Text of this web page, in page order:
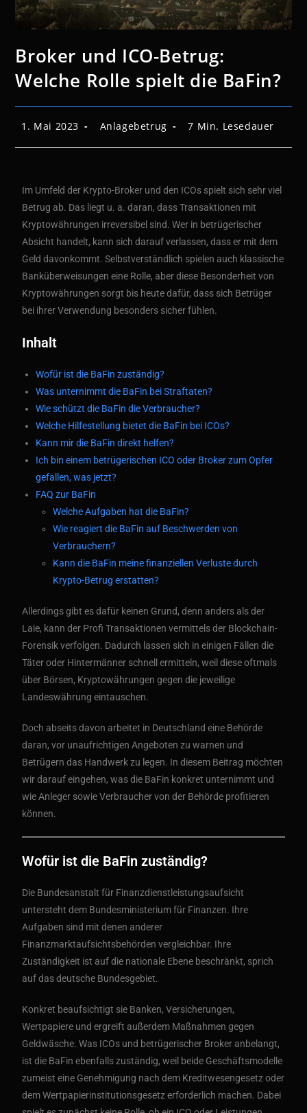
Broker und ICO-Betrug:
Welche Rolle spielt die BaFin?
1. Mai 2023 Anlagebetrug 7 Min. Lesedauer
Im Umfeld der Krypto-Broker und den ICOs spielt sich sehr viel
Betrug ab. Das liegt u. a. daran, dass Transaktionen mit
Kryptowährungen irreversibel sind. Wer in betrügerischer
Absicht handelt, kann sich darauf verlassen, dass er mit dem
Geld davonkommt. Selbstverständlich spielen auch klassische
Banküberweisungen eine Rolle, aber diese Besonderheit von
Kryptowährungen sorgt bis heute dafür, dass sich Betrüger
bei ihrer Verwendung besonders sicher fühlen.
Inhalt
Wofür ist die BaFin zuständig?
Was unternimmt die BaFin bei Straftaten?
Wie schützt die BaFin die Verbraucher?
Welche Hilfestellung bietet die BaFin bei ICOs?
Kann mir die BaFin direkt helfen?
Ich bin einem betrügerischen ICO oder Broker zum Opfer
gefallen, was jetzt?
FAQ zur BaFin
Welche Aufgaben hat die BaFin?
Wie reagiert die BaFin auf Beschwerden von
Verbrauchern?
Kann die BaFin meine finanziellen Verluste durch
Krypto-Betrug erstatten?
Allerdings gibt es dafür keinen Grund, denn anders als der
Laie, kann der Profi Transaktionen vermittels der Blockchain-
Forensik verfolgen. Dadurch lassen sich in einigen Fällen die
Täter oder Hintermänner schnell ermitteln, weil diese oftmals
über Börsen, Kryptowährungen gegen die jeweilige
Landeswährung eintauschen.
Doch abseits davon arbeitet in Deutschland eine Behörde
daran, vor unaufrichtigen Angeboten zu warnen und
Betrügern das Handwerk zu legen. In diesem Beitrag möchten
wir darauf eingehen, was die BaFin konkret unternimmt und
wie Anleger sowie Verbraucher von der Behörde profitieren
können.
Wofür ist die BaFin zuständig?
Die Bundesanstalt für Finanzdienstleistungsaufsicht
untersteht dem Bundesministerium für Finanzen. Ihre
Aufgaben sind mit denen anderer
Finanzmarktaufsichtsbehörden vergleichbar. Ihre
Zuständigkeit ist auf die nationale Ebene beschränkt, sprich
auf das deutsche Bundesgebiet.
Konkret beaufsichtigt sie Banken, Versicherungen,
Wertpapiere und ergreift außerdem Maßnahmen gegen
Geldwäsche. Was ICOs und betrügerischer Broker anbelangt,
ist die BaFin ebenfalls zuständig, weil beide Geschäftsmodelle
zumeist eine Genehmigung nach dem Kreditwesengesetz oder
dem Wertpapierinstitutionsgesetz erforderlich machen. Dabei